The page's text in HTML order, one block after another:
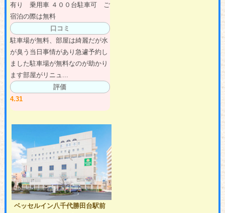
有り 乗用車 ４００台駐車可 ご
宿泊の際は無料
口コミ
駐車場が無料、部屋は綺麗だが水
が臭う当日事情があり急遽予約し
ました駐車場が無料なのが助かり
ます部屋がリニュ...
評価
4.31
ベッセルイン八千代勝田台駅前